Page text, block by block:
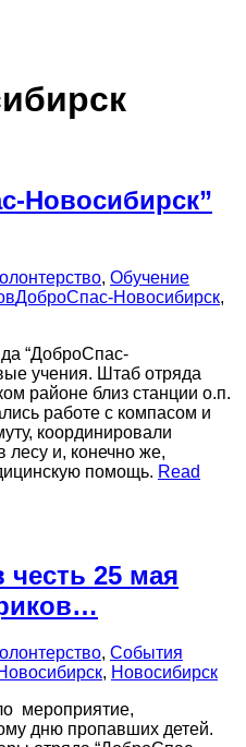
Новосибирск”
, Обучение
ДоброСпас-Новосибирск,
“ДоброСпас-
учения. Штаб отряда
районе близ станции о.п.
работе с компасом и
координировали
лесу и, конечно же,
помощь. Read
25 мая
, События
, Новосибирск
мероприятие,
дню пропавших детей.